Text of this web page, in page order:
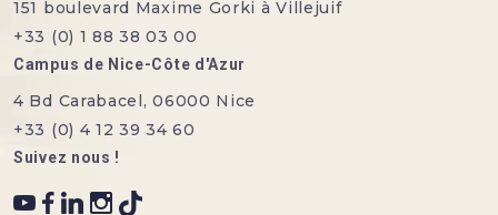
151 boulevard Maxime Gorki à Villejuif
+33 (0) 1 88 38 03 00
Campus de Nice-Côte d'Azur
4 Bd Carabacel, 06000 Nice
+33 (0) 4 12 39 34 60
Suivez nous !